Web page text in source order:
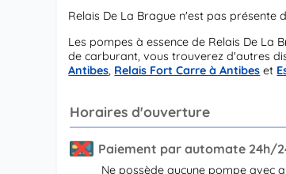
Relais De La Brague n'est pas présente
Les pompes à essence de Relais De La
de carburant, vous trouverez d'autres
Antibes Relais Fort Carre à Antibes et
Horaires d'ouverture
Paiement par automate 24h/
Ne possède aucune pompe avec